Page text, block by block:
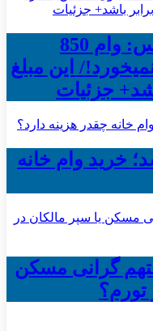
کمیسیون عمران مجلس: وام 850
این مبلغ
جزئیات
خرید وام خانه
گرانی مسکن
تورم؟